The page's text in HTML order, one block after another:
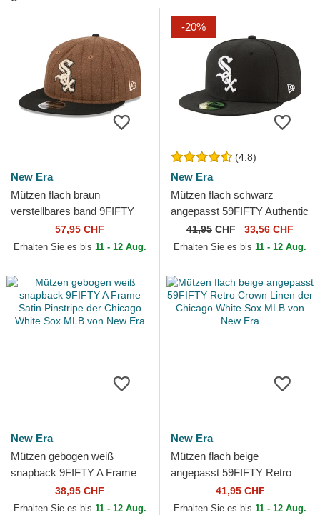
New Era
Mützen flach braun
verstellbares band 9FIFTY
Retro Crown Wool Pinstripe
der Chicago White Sox
57,95 CHF
Erhalten Sie es bis 11 - 12 Aug.
-20%
(4.8)
New Era
Mützen flach schwarz
angepasst 59FIFTY Authentic
On Field Game der Chicago
White Sox MLB von New Era
41,95 CHF 33,56 CHF
Erhalten Sie es bis 11 - 12 Aug.
New Era
Mützen gebogen weiß
snapback 9FIFTY A Frame
Satin Pinstripe der Chicago
White Sox MLB von New Era
38,95 CHF
Erhalten Sie es bis 11 - 12 Aug.
New Era
Mützen flach beige
angepasst 59FIFTY Retro
Crown Linen der Chicago
White Sox MLB von New Era
41,95 CHF
Erhalten Sie es bis 11 - 12 Aug.